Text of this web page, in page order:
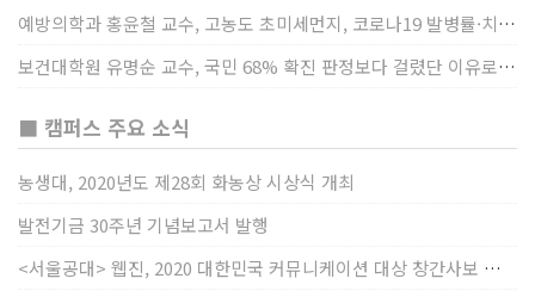
예방의학과 홍윤철 교수, 고농도 초미세먼지, 코로나19 발병률·치명률 높인다
보건대학원 유명순 교수, 국민 68% 확진 판정보다 걸렸단 이유로 비난받는 걸 더 두려해
■ 캠퍼스 주요 소식
농생대, 2020년도 제28회 화농상 시상식 개최
발전기금 30주년 기념보고서 발행
<서울공대> 웹진, 2020 대한민국 커뮤니케이션 대상 창간사보 부문 최우수상 선정